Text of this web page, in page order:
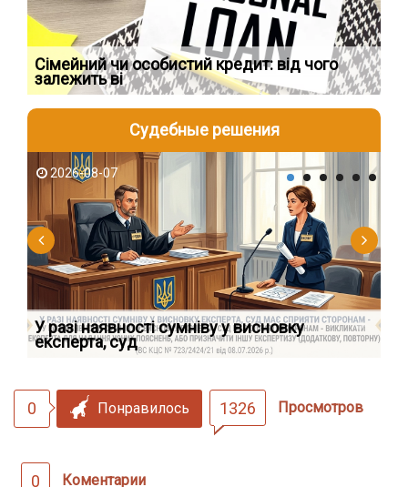
Сімейний чи особистий кредит: від чого
залежить ві
Судебные решения
2026-08-07
У разі наявності сумніву у висновку
експерта, суд
0 Понравилось 1326 Просмотров
0 Коментарии